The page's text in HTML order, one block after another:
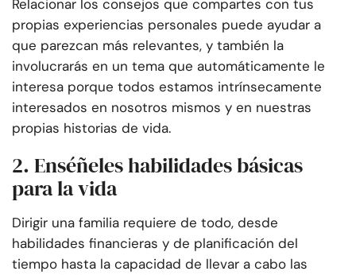
Relacionar los consejos que compartes con tus
propias experiencias personales puede ayudar a
que parezcan más relevantes, y también la
involucrarás en un tema que automáticamente le
interesa porque todos estamos intrínsecamente
interesados en nosotros mismos y en nuestras
propias historias de vida.
2. Enséñeles habilidades básicas
para la vida
Dirigir una familia requiere de todo, desde
habilidades financieras y de planificación del
tiempo hasta la capacidad de llevar a cabo las